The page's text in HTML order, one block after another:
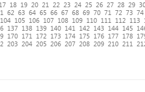
17 18 19 20 21 22 23 24 25 26 27 28 29
62 63 64 65 66 67 68 69 70 71 72 73 74
104 105 106 107 108 109 110 111 112 113
137 138 139 140 141 142 143 144 145
170 171 172 173 174 175 176 177 178
203 204 205 206 207 208 209 210 211